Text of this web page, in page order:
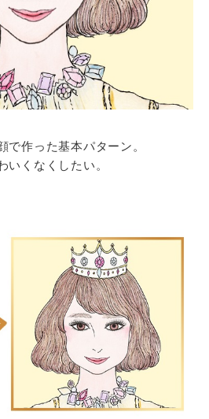
で作った基本パターン。
いくなくしたい。